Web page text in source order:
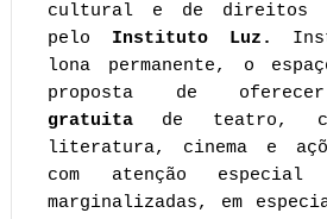
cultural e de direitos
pelo Instituto Luz.
lona permanente, o
proposta de
gratuita de teatro,
literatura, cinema e
com atenção especial
marginalizadas, em